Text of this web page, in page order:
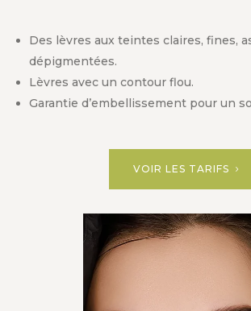
Des lèvres aux teintes claires, fines,
dépigmentées.
Lèvres avec un contour flou.
Garantie d’embellissement pour un
VOIR LES TARIFS